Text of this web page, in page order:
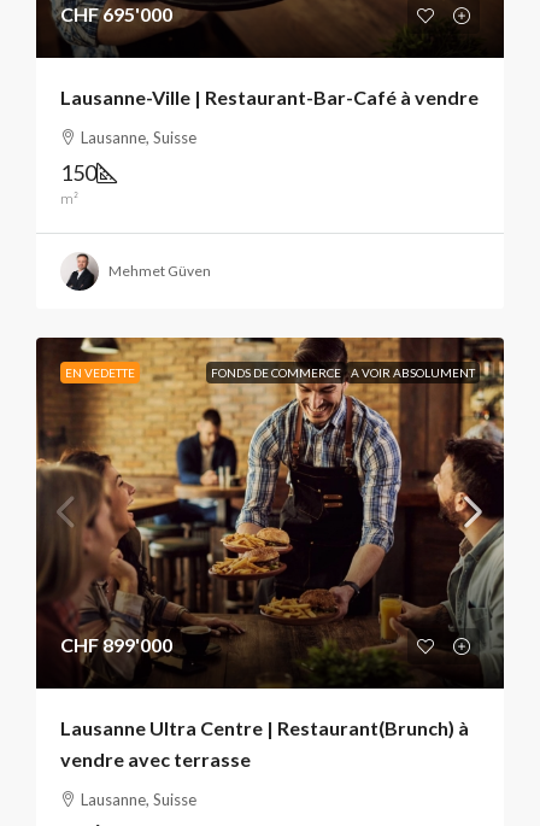
CHF 695'000
Lausanne-Ville | Restaurant-Bar-Café à vendre
Lausanne, Suisse
150
m²
Mehmet Güven
EN VEDETTE FONDS DE COMMERCE A VOIR ABSOLUMENT
CHF 899'000
Lausanne Ultra Centre | Restaurant(Brunch) à
vendre avec terrasse
Lausanne, Suisse